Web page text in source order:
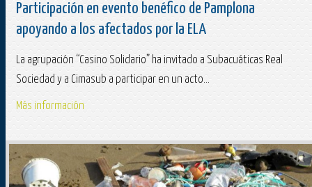
Participación en evento benéfico de Pamplona
apoyando a los afectados por la ELA
La agrupación “Casino Solidario” ha invitado a Subacuáticas Real
Sociedad y a Cimasub a participar en un acto...
Más información